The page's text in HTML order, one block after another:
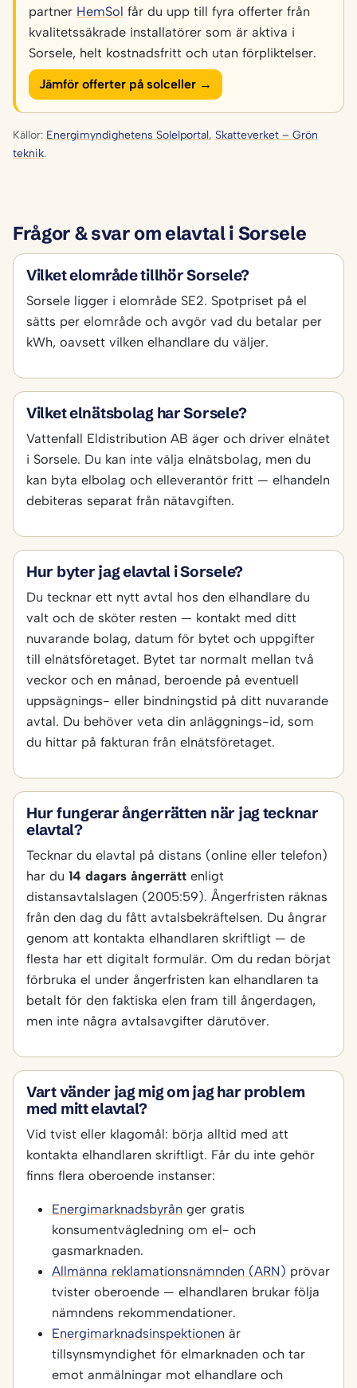
partner HemSol får du upp till fyra offerter från
kvalitetssäkrade installatörer som är aktiva i
Sorsele, helt kostnadsfritt och utan förpliktelser.
Jämför offerter på solceller →
Källor: Energimyndighetens Solelportal, Skatteverket – Grön
teknik.
Frågor & svar om elavtal i Sorsele
Vilket elområde tillhör Sorsele?
Sorsele ligger i elområde SE2. Spotpriset på el
sätts per elområde och avgör vad du betalar per
kWh, oavsett vilken elhandlare du väljer.
Vilket elnätsbolag har Sorsele?
Vattenfall Eldistribution AB äger och driver elnätet
i Sorsele. Du kan inte välja elnätsbolag, men du
kan byta elbolag och elleverantör fritt — elhandeln
debiteras separat från nätavgiften.
Hur byter jag elavtal i Sorsele?
Du tecknar ett nytt avtal hos den elhandlare du
valt och de sköter resten — kontakt med ditt
nuvarande bolag, datum för bytet och uppgifter
till elnätsföretaget. Bytet tar normalt mellan två
veckor och en månad, beroende på eventuell
uppsägnings- eller bindningstid på ditt nuvarande
avtal. Du behöver veta din anläggnings-id, som
du hittar på fakturan från elnätsföretaget.
Hur fungerar ångerrätten när jag tecknar
elavtal?
Tecknar du elavtal på distans (online eller telefon)
har du 14 dagars ångerrätt enligt
distansavtalslagen (2005:59). Ångerfristen räknas
från den dag du fått avtalsbekräftelsen. Du ångrar
genom att kontakta elhandlaren skriftligt — de
flesta har ett digitalt formulär. Om du redan börjat
förbruka el under ångerfristen kan elhandlaren ta
betalt för den faktiska elen fram till ångerdagen,
men inte några avtalsavgifter därutöver.
Vart vänder jag mig om jag har problem
med mitt elavtal?
Vid tvist eller klagomål: börja alltid med att
kontakta elhandlaren skriftligt. Får du inte gehör
finns flera oberoende instanser:
Energimarknadsbyrån ger gratis
konsumentvägledning om el- och
gasmarknaden.
Allmänna reklamationsnämnden (ARN) prövar
tvister oberoende — elhandlaren brukar följa
nämndens rekommendationer.
Energimarknadsinspektionen är
tillsynsmyndighet för elmarknaden och tar
emot anmälningar mot elhandlare och